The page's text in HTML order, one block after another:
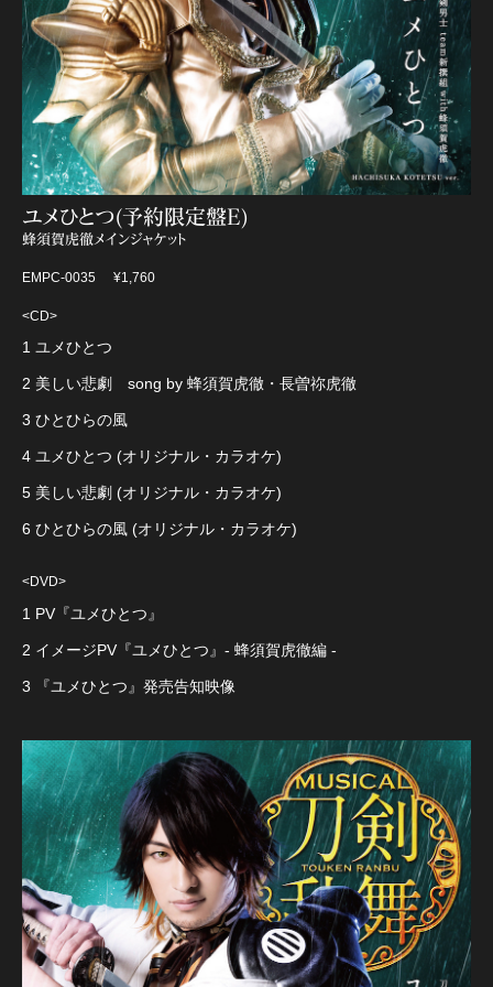
ユメひとつ(予約限定盤E)
蜂須賀虎徹メインジャケット
EMPC-0035 ¥1,760
<CD>
1 ユメひとつ
2 美しい悲劇 song by 蜂須賀虎徹・長曽祢虎徹
3 ひとひらの風
4 ユメひとつ (オリジナル・カラオケ)
5 美しい悲劇 (オリジナル・カラオケ)
6 ひとひらの風 (オリジナル・カラオケ)
<DVD>
1 PV『ユメひとつ』
2 イメージPV『ユメひとつ』- 蜂須賀虎徹編 -
3 『ユメひとつ』発売告知映像